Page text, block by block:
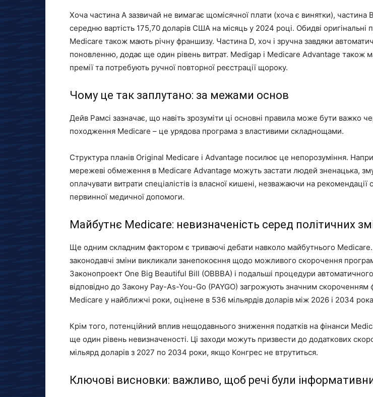
Хоча частина A зазвичай не вимагає щомісячної плати (хоча є винятки), частина
середню вартість 175,70 доларів США на місяць у 2024 році. Обидві оригінальні
Medicare також мають річну франшизу. Частина D, хоч і зручна завдяки
поновленню, додає ще один рівень витрат. Medigap і Medicare Advantage також
премії та потребують ручної повторної реєстрації щороку.
Чому це так заплутано: за межами основ
Дейв Рамсі зазначає, що навіть зрозуміти ці основні правила може бути важко
походження Medicare – це урядова програма з властивими складнощами.
Структура планів Original Medicare і Advantage посилює це непорозуміння.
мережеві обмеження в Medicare Advantage можуть застати людей зненацька,
оплачувати витрати спеціалістів із власної кишені, незважаючи на рекомендації
первинної медичної допомоги.
Майбутнє Medicare: невизначеність серед політичних
Ще одним складним фактором є триваючі дебати навколо майбутнього
законодавчі зміни викликали занепокоєння щодо можливого скорочення
Законопроект One Big Beautiful Bill (OBBBA) і подальші процедури
відповідно до Закону Pay-As-You-Go (PAYGO) загрожують значним скороченням
Medicare у найближчі роки, оцінене в 536 мільярдів доларів між 2026 і 2034
Крім того, потенційний вплив нещодавнього зниження податків на фінанси
ще один рівень невизначеності. Ці заходи можуть призвести до додаткових
мільярд доларів з 2027 по 2034 роки, якщо Конгрес не втрутиться.
Ключові висновки: важливо, щоб речі були